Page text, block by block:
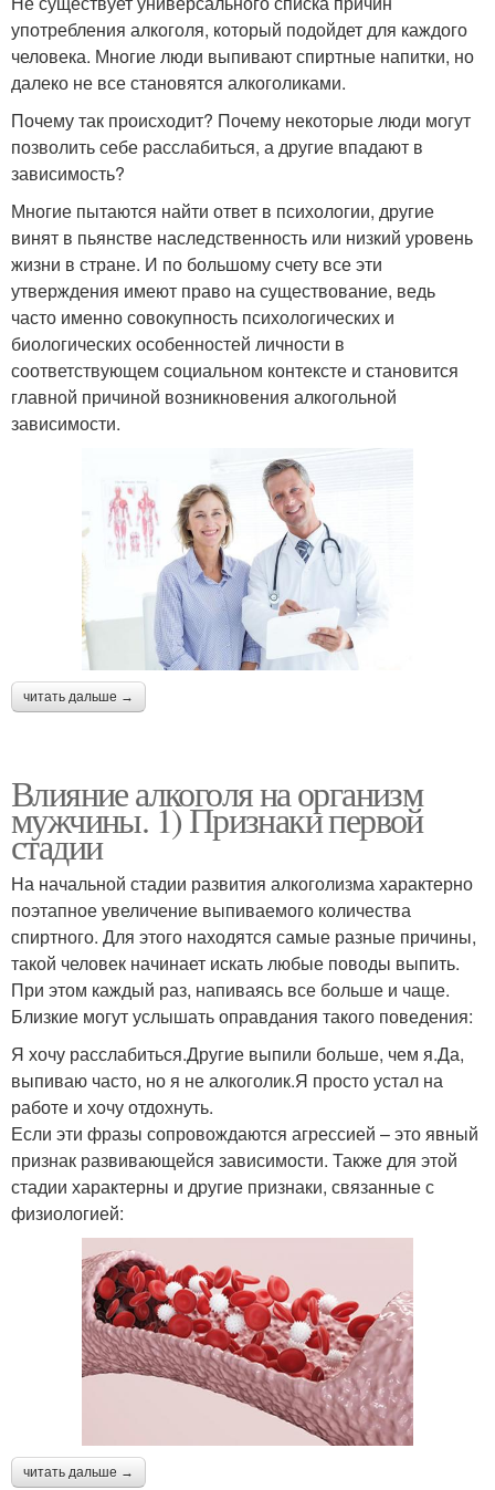
употребления алкоголя, который подойдет для каждого
человека. Многие люди выпивают спиртные напитки, но
далеко не все становятся алкоголиками.
Почему так происходит? Почему некоторые люди могут
позволить себе расслабиться, а другие впадают в
зависимость?
Многие пытаются найти ответ в психологии, другие
винят в пьянстве наследственность или низкий уровень
жизни в стране. И по большому счету все эти
утверждения имеют право на существование, ведь
часто именно совокупность психологических и
биологических особенностей личности в
соответствующем социальном контексте и становится
главной причиной возникновения алкогольной
зависимости.
читать дальше →
Влияние алкоголя на организм
мужчины. 1) Признаки первой
стадии
На начальной стадии развития алкоголизма характерно
поэтапное увеличение выпиваемого количества
спиртного. Для этого находятся самые разные причины,
такой человек начинает искать любые поводы выпить.
При этом каждый раз, напиваясь все больше и чаще.
Близкие могут услышать оправдания такого поведения:
Я хочу расслабиться.Другие выпили больше, чем я.Да,
выпиваю часто, но я не алкоголик.Я просто устал на
работе и хочу отдохнуть.
Если эти фразы сопровождаются агрессией – это явный
признак развивающейся зависимости. Также для этой
стадии характерны и другие признаки, связанные с
физиологией:
читать дальше →